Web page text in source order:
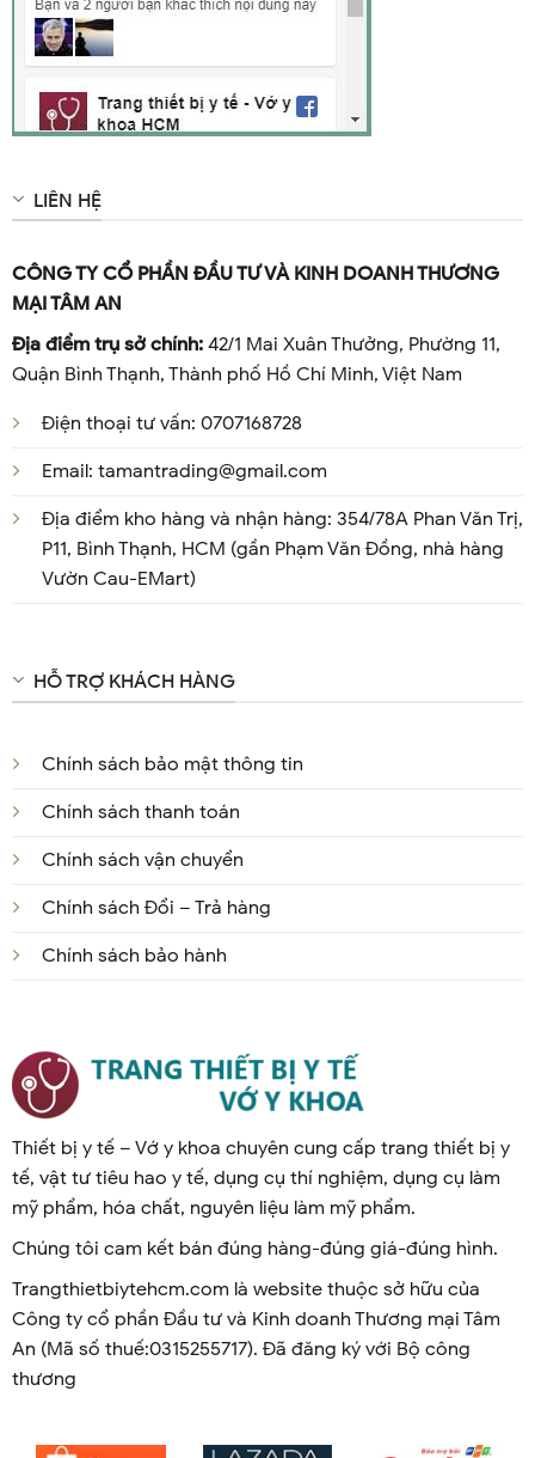
LIÊN HỆ
CÔNG TY CỔ PHẦN ĐẦU TƯ VÀ KINH DOANH THƯƠNG
MẠI TÂM AN
Địa điểm trụ sở chính:42/1 Mai Xuân Thưởng, Phường 11,
Quận Bình Thạnh, Thành phố Hồ Chí Minh, Việt Nam
Điện thoại tư vấn: 0707168728
Email: tamantrading@gmail.com
Địa điểm kho hàng và nhận hàng: 354/78A Phan Văn Trị,
P11, Bình Thạnh, HCM (gần Phạm Văn Đồng, nhà hàng
Vườn Cau-EMart)
HỖ TRỢ KHÁCH HÀNG
Chính sách bảo mật thông tin
Chính sách thanh toán
Chính sách vận chuyển
Chính sách Đổi – Trả hàng
Chính sách bảo hành
Thiết bị y tế – Vớ y khoa chuyên cung cấp trang thiết bị y
tế, vật tư tiêu hao y tế, dụng cụ thí nghiệm, dụng cụ làm
mỹ phẩm, hóa chất, nguyên liệu làm mỹ phẩm.
Chúng tôi cam kết bán đúng hàng-đúng giá-đúng hình.
Trangthietbiytehcm.com là website thuộc sở hữu của
Công ty cổ phần Đầu tư và Kinh doanh Thương mại Tâm
An (Mã số thuế:0315255717). Đã đăng ký với Bộ công
thương